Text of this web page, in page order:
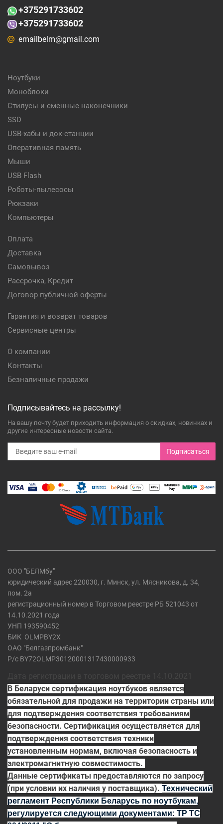
+375291733602
+375291733602
emailbelm@gmail.com
Ноутбуки
Моноблоки
Стилусы и сменные наконечники
SSD
USB-хабы и док-станции
Оперативная память
Мыши
USB Flash
Роботы-пылесосы
Рюкзаки
Компьютеры
Оплата
Доставка
Самовывоз
Рассрочка, Кредит
Договор публичной оферты
Гарантия и возврат товаров
Сервисные центры
О компании
Контакты
Безналичные продажи
Подписывайтесь на рассылку!
На вашу почту будет приходить информация о скидках, новинках и
другие интересные новости сайта.
Подписаться
ООО "БЕЛМбу"
юридический адрес 220030, г. Минск, ул. Мясникова, д. 34,
пом. 2а
регистрационный номер в Торговом реестре РБ 521043 от
14.10.2021 года
УНП 193590452
БИК OLMPBY2X
ОАО "Белгазпромбанк"
Р/с BY72OLMP30120001317430000933
В Беларуси сертификация ноутбуков является
обязательной для продажи на территории страны или
для подтверждения соответствия требованиям
безопасности. Сертификация осуществляется для
подтверждения соответствия техники
установленным нормам, включая безопасность и
электромагнитную совместимость.
Данные сертификаты предоставляются по запросу
(при условии их наличия у поставщика). Технический
регламент Республики Беларусь по ноутбукам,
регулируется следующими документами: ТР ТС